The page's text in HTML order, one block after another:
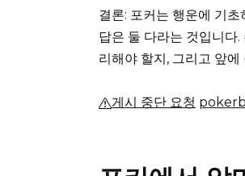
결론: 포커는 행운에 기
답은 둘 다라는 것입니다.
리해야 할지, 그리고 앞
게시 중단 요청